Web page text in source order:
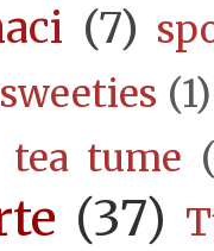
(7)
(1)
tea tume
(37)